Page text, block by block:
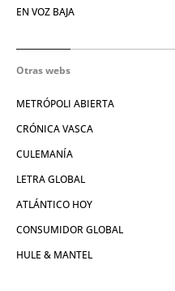
EN VOZ BAJA
Otras webs
METRÓPOLI ABIERTA
CRÓNICA VASCA
CULEMANÍA
LETRA GLOBAL
ATLÁNTICO HOY
CONSUMIDOR GLOBAL
HULE & MANTEL